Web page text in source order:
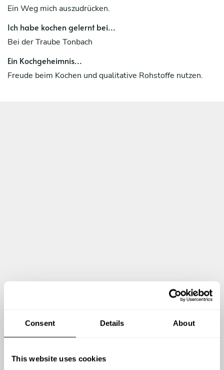
Consent Details About
This website uses cookies
Ein Weg mich auszudrücken.
Ich habe kochen gelernt bei...
Bei der Traube Tonbach
Ein Kochgeheimnis...
Freude beim Kochen und qualitative Rohstoffe nutzen.